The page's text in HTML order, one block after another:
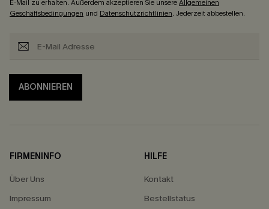
E-Mail zu erhalten. Außerdem akzeptieren Sie unsereAllgemeinen
Geschäftsbedingungen und Datenschutzrichtlinien. Jederzeit abbestellen.
ABONNIEREN
FIRMENINFO
Über Uns
Impressum
HILFE
Kontakt
Bestellstatus